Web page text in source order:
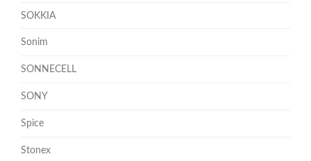
SOKKIA
Sonim
SONNECELL
SONY
Spice
Stonex